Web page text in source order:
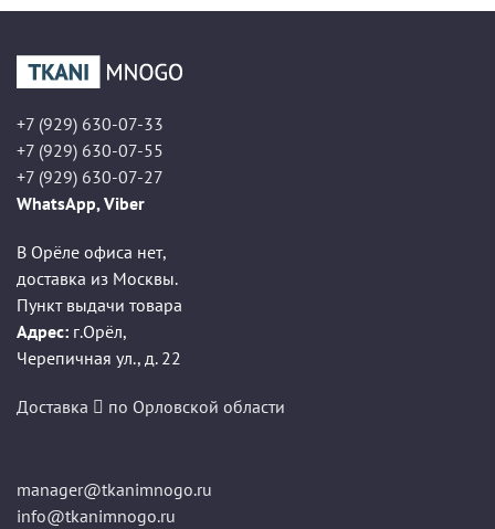
+7 (929) 630-07-33
+7 (929) 630-07-55
+7 (929) 630-07-27
WhatsApp, Viber
В Орёле офиса нет,
доставка из Москвы.
Пункт выдачи товара
Адрес: г.Орёл,
Черепичная ул., д. 22
Доставка по Орловской области
manager@tkanimnogo.ru
info@tkanimnogo.ru